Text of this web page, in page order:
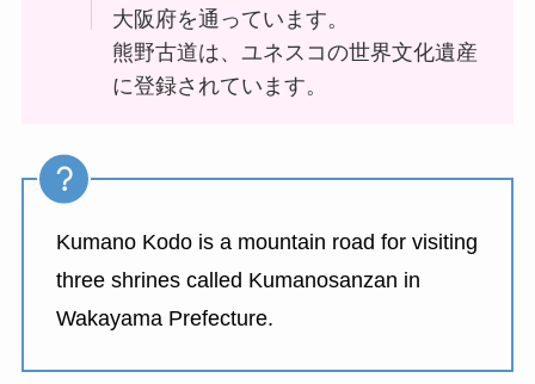
大阪府を通っています。
熊野古道は、ユネスコの世界文化遺産
に登録されています。
Kumano Kodo is a mountain road for visiting
three shrines called Kumanosanzan in
Wakayama Prefecture.